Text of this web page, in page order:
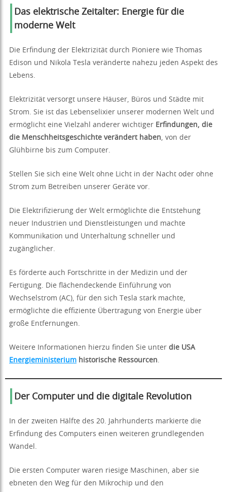
Das elektrische Zeitalter: Energie für die
moderne Welt
Die Erfindung der Elektrizität durch Pioniere wie Thomas
Edison und Nikola Tesla veränderte nahezu jeden Aspekt des
Lebens.
Elektrizität versorgt unsere Häuser, Büros und Städte mit
Strom. Sie ist das Lebenselixier unserer modernen Welt und
ermöglicht eine Vielzahl anderer wichtiger Erfindungen, die
die Menschheitsgeschichte verändert haben , von der
Glühbirne bis zum Computer.
Stellen Sie sich eine Welt ohne Licht in der Nacht oder ohne
Strom zum Betreiben unserer Geräte vor.
Die Elektrifizierung der Welt ermöglichte die Entstehung
neuer Industrien und Dienstleistungen und machte
Kommunikation und Unterhaltung schneller und
zugänglicher.
Es förderte auch Fortschritte in der Medizin und der
Fertigung. Die flächendeckende Einführung von
Wechselstrom (AC), für den sich Tesla stark machte,
ermöglichte die effiziente Übertragung von Energie über
große Entfernungen.
Weitere Informationen hierzu finden Sie unter die USA
Energieministerium historische Ressourcen
Der Computer und die digitale Revolution
In der zweiten Hälfte des 20. Jahrhunderts markierte die
Erfindung des Computers einen weiteren grundlegenden
Wandel.
Die ersten Computer waren riesige Maschinen, aber sie
ebneten den Weg für den Mikrochip und den